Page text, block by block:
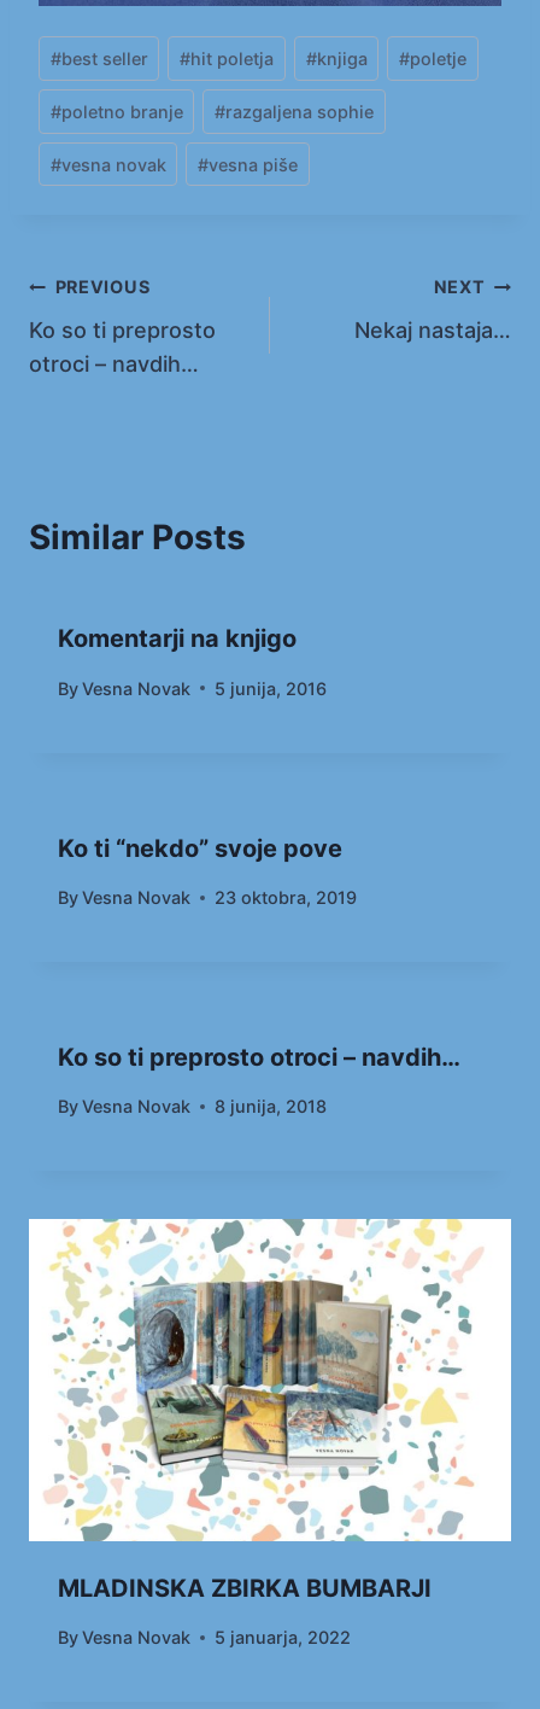
Post
Tags:
#best seller #hit poletja #knjiga #poletje
#poletno branje #razgaljena sophie
#vesna novak #vesna piše
Navigacija
prispevka
PREVIOUS
Ko so ti preprosto
otroci – navdih…
NEXT
Nekaj nastaja…
Similar Posts
Komentarji na knjigo
ByVesna Novak 5 junija, 2016
Ko ti “nekdo” svoje pove
ByVesna Novak 23 oktobra, 2019
Ko so ti preprosto otroci – navdih…
ByVesna Novak 8 junija, 2018
MLADINSKA ZBIRKA BUMBARJI
ByVesna Novak 5 januarja, 2022